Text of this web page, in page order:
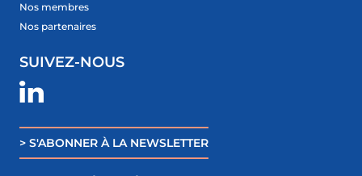
Nos membres
Nos partenaires
SUIVEZ-NOUS
> S'ABONNER À LA NEWSLETTER